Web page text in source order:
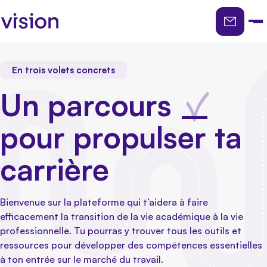
À propos du parcours
Accroître ton potentiel
en leadership et en créativité à ton arsenal.
Formation et activités VISION
Ajoute des compétences en gestion de projets, en
Apprends à te bâtir un cercle professionnel, à
augmenter ta visibilité et à saisir les opportunités
Planifier ta carrière
En trois volets concrets
Un parcours ___
pour propulser ta
carrière
Bienvenue sur la plateforme qui t’aidera à faire
efficacement la transition de la vie académique à la vie
professionnelle. Tu pourras y trouver tous les outils et
ressources pour développer des compétences essentielles
à ton entrée sur le marché du travail.